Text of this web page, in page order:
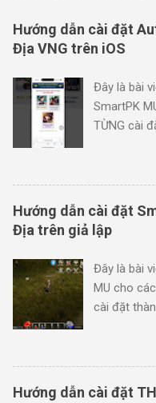
Hướng dẫn cài đặt
Địa VNG trên iOS
Đây là bài
SmartPK
TỪNG cài
và cần
(không
lòng làm
update
iOS LƯU Ý
lòng làm
lưu ý
phút là
trên iOS,
nhiều thời
công, bạn
Hướng dẫn cài đặt
Địa trên giả lập
Đây là bài
MU cho
cài đặt
bỏ qua
0. Cập
bảo rằng
Hướng dẫn cài đặt